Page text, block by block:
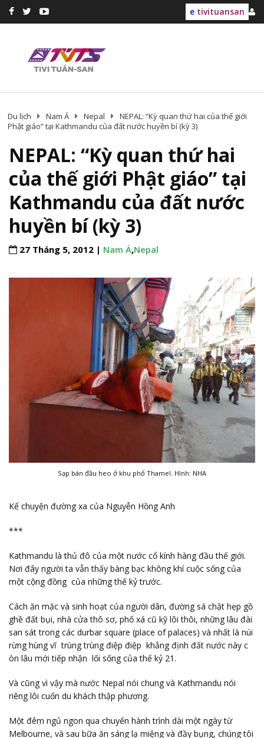
e tivituansan
Du lịch Nam Á Nepal
NEPAL: “Kỳ quan thứ hai của thế giới
Phật giáo” tại Kathmandu của đất nước huyền bí (kỳ 3)
NEPAL: “Kỳ quan thứ hai
của thế giới Phật giáo” tại
Kathmandu của đất nước
huyền bí (kỳ 3)
27 Tháng 5, 2012 | Nam Á,Nepal
Sạp bán đầu heo ở khu phố Thamel. Hình: NHA
Kể chuyện đường xa của Nguyễn Hồng Anh
***
Kathmandu là thủ đô của một nước cổ kính hàng đầu thế giới.
Nơi đây người ta vẫn thấy bàng bạc không khí cuộc sống của
một cộng đồng của những thế kỷ trước.
Cách ăn mặc và sinh hoạt của người dân, đường sá chật hẹp gồ
ghề đất bụi, nhà cửa thô sơ, phố xá cũ kỹ lôi thôi, những lâu đài
san sát trong các durbar square (place of palaces) và nhất là núi
rừng hùng vĩ trùng trùng điệp điệp khẳng định đất nước này c
òn lâu mới tiếp nhận lối sống của thế kỷ 21.
Và cũng vì vậy mà nước Nepal nói chung và Kathmandu nói
riêng lôi cuốn du khách thập phương.
Một đêm ngủ ngon qua chuyến hành trình dài một ngày từ
Melbourne, và sau bữa ăn sáng lạ miệng và đầy bụng, chúng tôi